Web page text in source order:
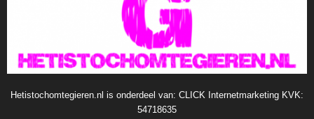
Hetistochomtegieren.nl is onderdeel van: CLICK Internetmarketing KVK:
54718635